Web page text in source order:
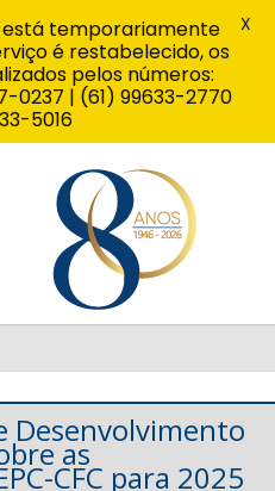
Desenvolvimento
as
CFC para 2025
temporariamente
é restabelecido, os
pelos números:
0237 | (61) 99633-2770
5016
X